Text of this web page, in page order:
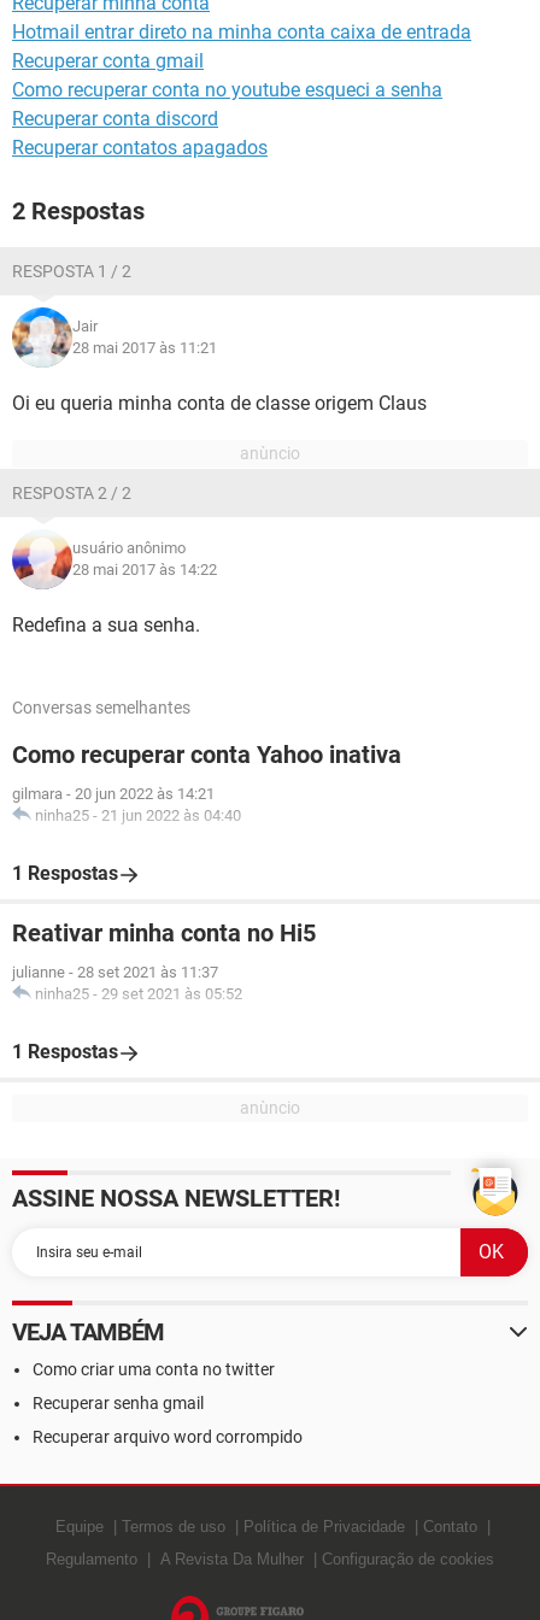
GUIA DE COMPRAS
Hotmail entrar direto na minha conta caixa de entrada
Recuperar conta gmail
Como recuperar conta no youtube esqueci a senha
Recuperar conta discord
Recuperar contatos apagados
2 Respostas
RESPOSTA 1 / 2
Jair
28 mai 2017 às 11:21
Oi eu queria minha conta de classe origem Claus
RESPOSTA 2 / 2
usuário anônimo
28 mai 2017 às 14:22
Redefina a sua senha.
Conversas semelhantes
Como recuperar conta Yahoo inativa
gilmara - 20 jun 2022 às 14:21
ninha25 - 21 jun 2022 às 04:40
1 Respostas
Reativar minha conta no Hi5
julianne - 28 set 2021 às 11:37
ninha25 - 29 set 2021 às 05:52
1 Respostas
ASSINE NOSSA NEWSLETTER!
VEJA TAMBÉM
Como criar uma conta no twitter
Recuperar senha gmail
Recuperar arquivo word corrompido
Equipe Termos de uso Política de Privacidade
Contato
Regulamento
A Revista Da Mulher Configuração de cookies